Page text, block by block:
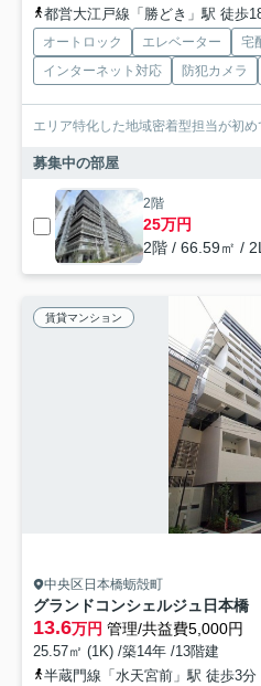
都営大江戸線「勝どき」駅 徒歩
オートロック エレベーター
宅
インターネット対応
防犯カメラ
エリア特化した地域密着型担当が初
募集中の部屋
2階
25万円
2階 / 66.59㎡ /
賃貸マンション
中央区日本橋蛎殻町
グランドコンシェルジュ日本橋
13.6万円 管理/共益費5,000円
25.57㎡ (1K) /築14年 /13階建
半蔵門線「水天宮前」駅 徒歩3分